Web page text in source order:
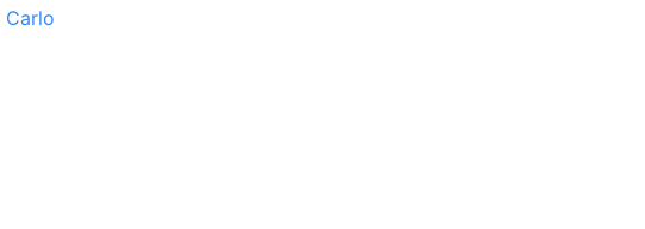
Carlo